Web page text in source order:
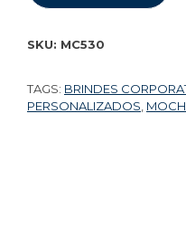
SKU: MC530
TAGS: BRINDES
PERSONALIZADOS